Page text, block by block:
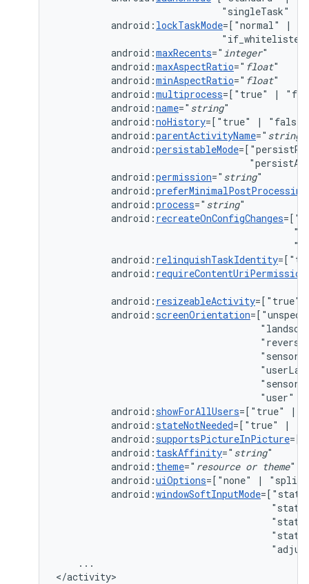
"singleTask"
android: lockTaskMode=["normal" |
android:maxRecents=" integer
android:maxAspectRatio=" float
android:minAspectRatio=" float
android:multiprocess=["true"
|
android:name=" string
android:noHistory=["true" |
android:parentActivityName=" string
android:persistableMode
android:permission=" string
android:preferMinimalPostProcessing
android:process=" string
android: recreateOnConfigChanges
android: relinquishTaskIdentity
android:
android: resizeableActivity=["true"
android:screenOrientation
"sensor"
"user"
android:showForAllUsers=["true"
|
android:stateNotNeeded=["true"
|
android:supportsPictureInPicture
android: taskAffinity=" string
android: theme=" resource or theme
android:uiOptions=["none"
|
android:windowSoftInputMode
...
</activity>